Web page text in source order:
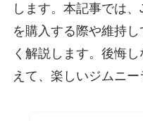
します。本記事では
を購入する際や維持
く解説します。後悔
えて、楽しいジムニー